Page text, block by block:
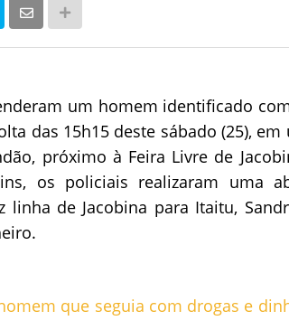
um homem identificado
das 15h15 deste sábado (25),
próximo à Feira Livre de
os policiais realizaram uma
de Jacobina para Itaitu,